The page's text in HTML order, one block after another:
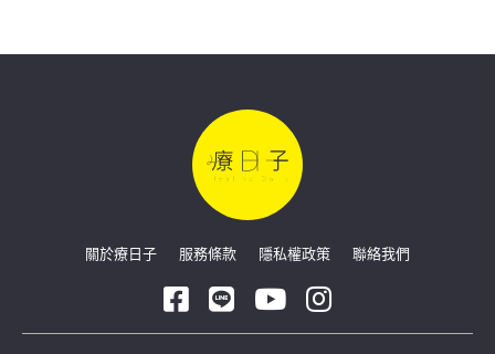
關於療日子 服務條款 隱私權政策 聯絡我們